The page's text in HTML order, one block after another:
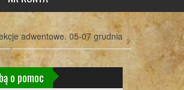
adwentowe. 05-07 grudnia
o pomoc